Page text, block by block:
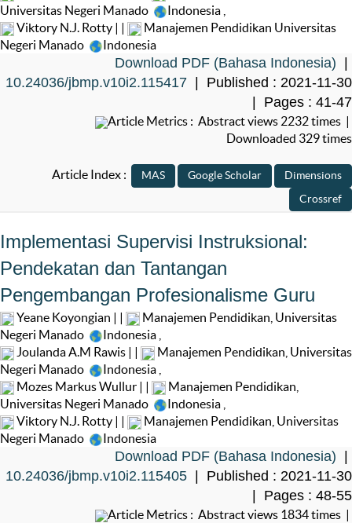
Universitas Negeri Manado
Indonesia
Viktory N.J. Rotty | |
Manajemen Pendidikan Universitas
Negeri Manado
Indonesia
Download PDF (Bahasa Indonesia) |
10.24036/jbmp.v10i2.115417 | Published : 2021-11-30
| Pages : 41-47
Article Metrics : Abstract views 2232 times |
Downloaded 329 times
Article Index :
Implementasi Supervisi Instruksional:
Pendekatan dan Tantangan
Pengembangan Profesionalisme Guru
Yeane Koyongian | |
Manajemen Pendidikan, Universitas
Negeri Manado
Indonesia
Joulanda A.M Rawis | |
Manajemen Pendidikan, Universitas
Negeri Manado
Indonesia
Mozes Markus Wullur | |
Manajemen Pendidikan,
Universitas Negeri Manado
Indonesia
Viktory N.J. Rotty | |
Manajemen Pendidikan, Universitas
Negeri Manado
Indonesia
Download PDF (Bahasa Indonesia) |
10.24036/jbmp.v10i2.115405 | Published : 2021-11-30
| Pages : 48-55
Article Metrics : Abstract views 1834 times |